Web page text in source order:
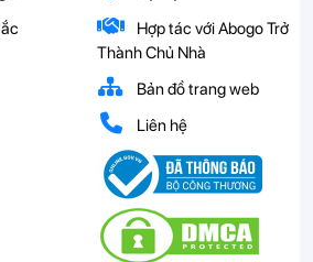
Hợp tác với Abogo Trở
Thành Chủ Nhà
Bản đồ trang web
Liên hệ